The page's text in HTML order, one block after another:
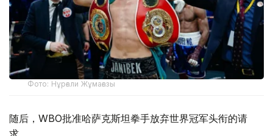
Фото: Нұрғали Жұмағазы
随后，WBO批准哈萨克斯坦拳手放弃世界冠军头衔的请
求。